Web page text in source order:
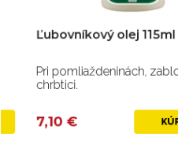
Ľubovníkový olej 115ml
Pri pomliaždeninách,
chrbtici.
7,10 € KÚPIŤ